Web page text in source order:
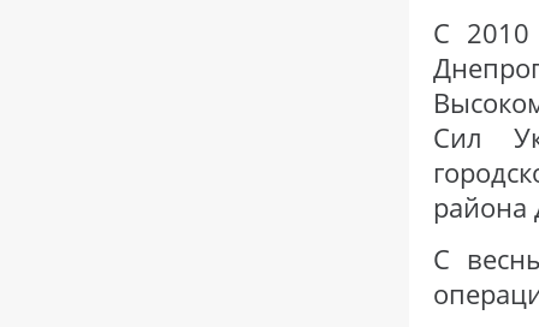
С 2010
Сил
района
С